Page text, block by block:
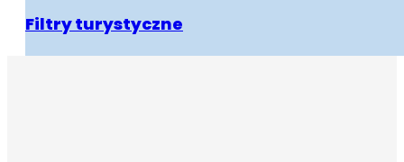
Filtry turystyczne